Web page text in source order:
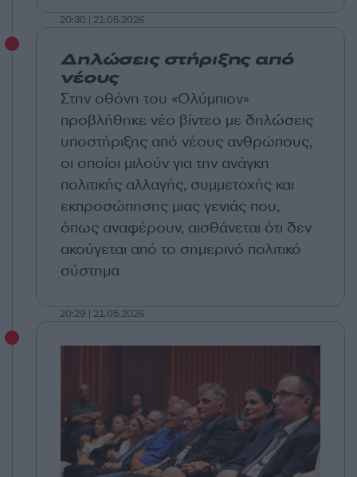
20:30 | 21.05.2026
Δηλώσεις στήριξης από
νέους
Στην οθόνη του «Ολύμπιον»
προβλήθηκε νέο βίντεο με δηλώσεις
υποστήριξης από νέους ανθρώπους,
οι οποίοι μιλούν για την ανάγκη
πολιτικής αλλαγής, συμμετοχής και
εκπροσώπησης μιας γενιάς που,
όπως αναφέρουν, αισθάνεται ότι δεν
ακούγεται από το σημερινό πολιτικό
σύστημα
20:29 | 21.05.2026